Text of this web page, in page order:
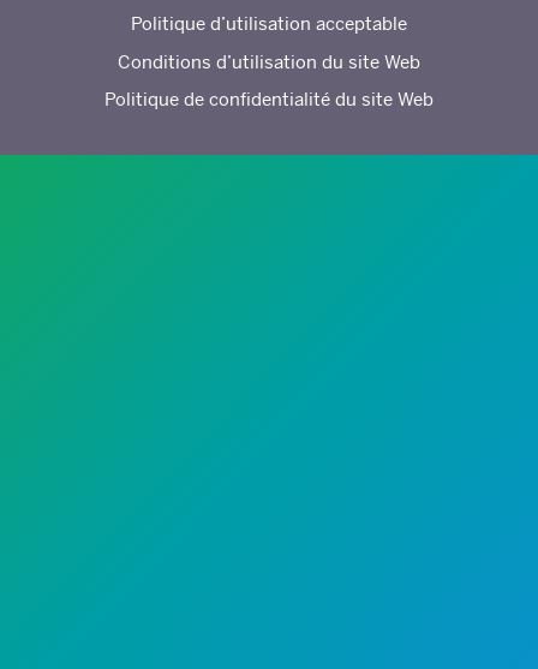
Politique d’utilisation acceptable
Conditions d’utilisation du site Web
Politique de confidentialité du site Web